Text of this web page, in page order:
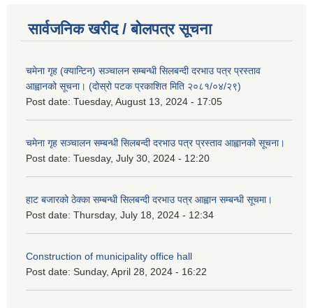
सार्वजनिक खरीद / बोलपत्र सूचना
चमेना गृह (क्यान्टिन) सञ्चालन सम्बन्धी सिलबन्दी दरभाउ पत्र प्रस्ताव
आह्वानको सूचना। (दोस्रो पटक प्रकाशित मिति २०८१/०४/२९)
Post date: Tuesday, August 13, 2024 - 17:05
चमेना गृह सञ्चालन सम्बन्धी सिलबन्दी दरभाउ पत्र प्रस्ताव आह्वानको सूचना।
Post date: Tuesday, July 30, 2024 - 12:20
हाट बजारको ठेक्का सम्बन्धी सिलबन्दी दरभाउ पत्र आह्वान सम्बन्धी सूचमा।
Post date: Thursday, July 18, 2024 - 12:34
Construction of municipality office hall
Post date: Sunday, April 28, 2024 - 16:22